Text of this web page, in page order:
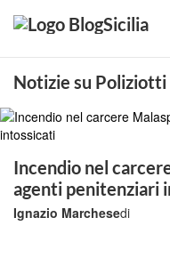
Notizie su
Incendio nel
agenti penitenziari
di
Ignazio Marchese